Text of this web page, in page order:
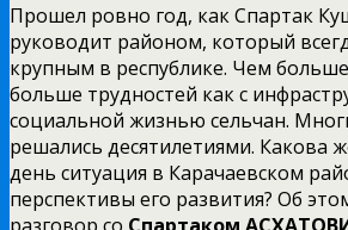
Прошел ровно год, как Спартак
руководит районом, который
крупным в республике. Чем
больше трудностей как с
социальной жизнью сельчан.
решались десятилетиями. Какова
день ситуация в Карачаевском
перспективы его развития? Об